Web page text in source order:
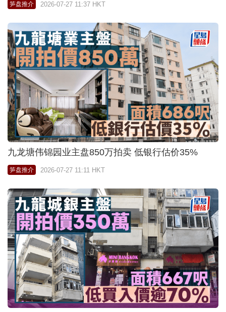
笋盘推介 2026-07-27 11:37 HKT
九龙塘伟锦园业主盘850万拍卖 低银行估价35%
笋盘推介 2026-07-27 11:11 HKT